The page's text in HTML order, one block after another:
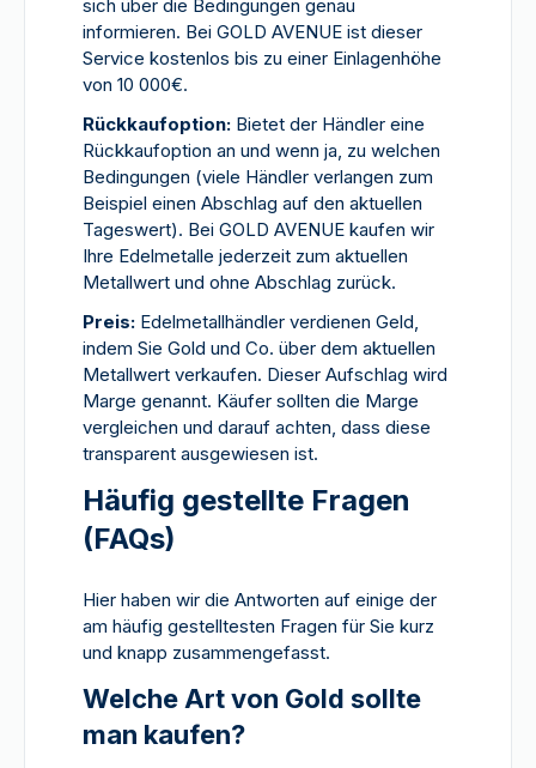
sich über die Bedingungen genau
informieren. Bei GOLD AVENUE ist dieser
Service kostenlos bis zu einer Einlagenhöhe
von 10 000€.
Rückkaufoption: Bietet der Händler eine
Rückkaufoption an und wenn ja, zu welchen
Bedingungen (viele Händler verlangen zum
Beispiel einen Abschlag auf den aktuellen
Tageswert). Bei GOLD AVENUE kaufen wir
Ihre Edelmetalle jederzeit zum aktuellen
Metallwert und ohne Abschlag zurück.
Preis: Edelmetallhändler verdienen Geld,
indem Sie Gold und Co. über dem aktuellen
Metallwert verkaufen. Dieser Aufschlag wird
Marge genannt. Käufer sollten die Marge
vergleichen und darauf achten, dass diese
transparent ausgewiesen ist.
Häufig gestellte Fragen
(FAQs)
Hier haben wir die Antworten auf einige der
am häufig gestelltesten Fragen für Sie kurz
und knapp zusammengefasst.
Welche Art von Gold sollte
man kaufen?